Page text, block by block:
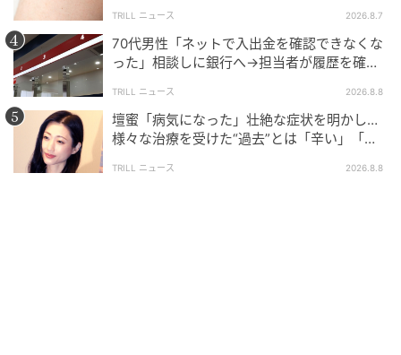
TRILL ニュース 2026.8.7
70代男性「ネットで入出金を確認できなくな
った」相談しに銀行へ→担当者が履歴を確認
TRILL ニュース 2026.8.8
壇蜜「病気になった」壮絶な症状を明かし…
様々な治療を受けた“過去”とは「辛い」「苦
TRILL ニュース 2026.8.8